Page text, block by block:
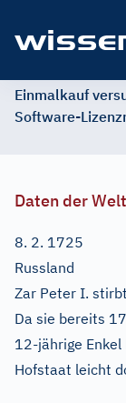
Einmalkauf
Software-
Daten der
8. 2. 1725
Russland
Zar Peter I.
Da sie bereits
12-jährige
Hofstaat leicht